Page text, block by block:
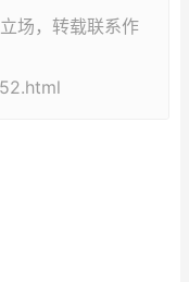
场，转载联系作